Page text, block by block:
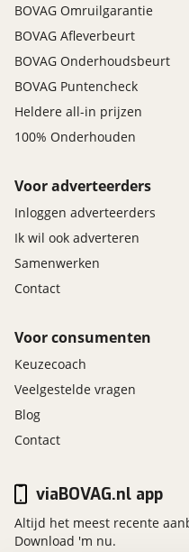
BOVAG Omruilgarantie
BOVAG Afleverbeurt
BOVAG Onderhoudsbeurt
BOVAG Puntencheck
Heldere all-in prijzen
100% Onderhouden
Voor adverteerders
Inloggen adverteerders
Ik wil ook adverteren
Samenwerken
Contact
Voor consumenten
Keuzecoach
Veelgestelde vragen
Blog
Contact
viaBOVAG.nl app
Altijd het meest recente
Download 'm nu.